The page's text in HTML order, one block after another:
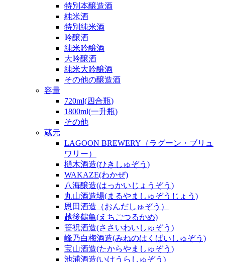
特別本醸造酒
純米酒
特別純米酒
吟醸酒
純米吟醸酒
大吟醸酒
純米大吟醸酒
その他の醸造酒
容量
720ml(四合瓶)
1800ml(一升瓶)
その他
蔵元
LAGOON BREWERY（ラグーン・ブリュ
ワリー）
樋木酒造(ひきしゅぞう)
WAKAZE(わかぜ)
八海醸造(はっかいじょうぞう)
丸山酒造場(まるやましゅぞうじょう)
恩田酒造（おんだしゅぞう）
越後鶴亀(えちごつるかめ)
笹祝酒造(ささいわいしゅぞう)
峰乃白梅酒造(みねのはくばいしゅぞう)
宝山酒造(たからやましゅぞう)
池浦酒造(いけうらしゅぞう)